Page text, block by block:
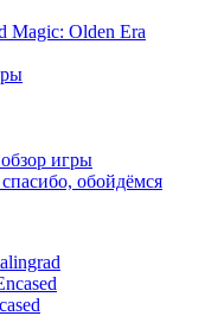
Magic: Olden Era
игры
обойдёмся